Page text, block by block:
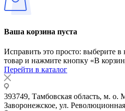
Ваша корзина пуста
Исправить это просто: выберите
товар и нажмите кнопку «В
Перейти в каталог
393749, Тамбовская область, м. о.
Заворонежское, ул.